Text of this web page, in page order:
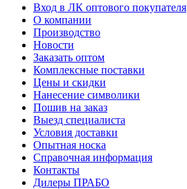
Вход в ЛК оптового покупателя
О компании
Производство
Новости
Заказать оптом
Комплексные поставки
Цены и скидки
Нанесение символики
Пошив на заказ
Выезд специалиста
Условия доставки
Опытная носка
Справочная информация
Контакты
Дилеры ПРАБО